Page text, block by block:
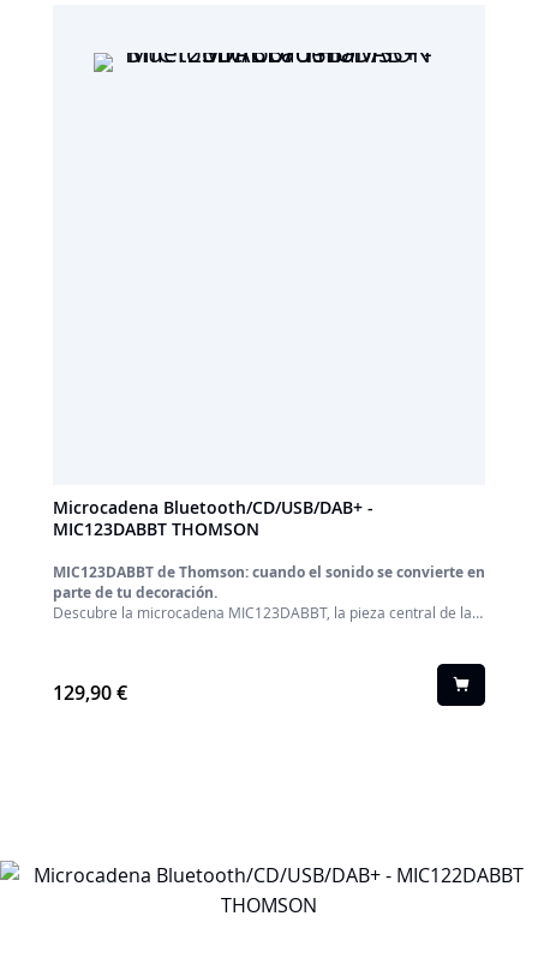
Microcadena Bluetooth/CD/USB/DAB+ -
MIC123DABBT THOMSON
MIC123DABBT de Thomson: cuando el sonido se convierte en
parte de tu decoración.
Descubre la microcadena MIC123DABBT, la pieza central de la
integrarse con elegancia y calidez en tu hogar. Sus cuidados
acabados y su estilo atemporal lo convierten en el compañero
ideal para crear una atmósfera acogedora y musical en tu salón.
129,90 €